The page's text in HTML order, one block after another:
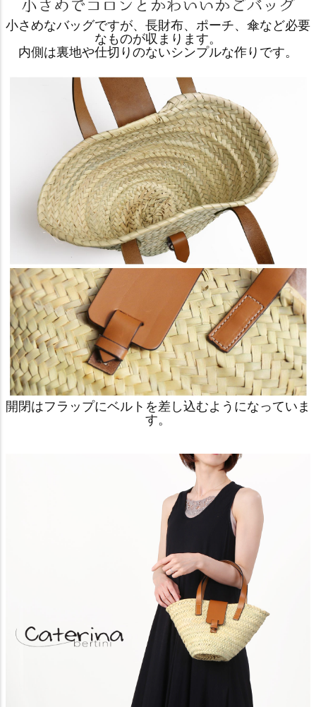
小さめなバッグですが、長財布、ポーチ、傘など必要
なものが収まります。
内側は裏地や仕切りのないシンプルな作りです。
開閉はフラップにベルトを差し込むようになっていま
す。